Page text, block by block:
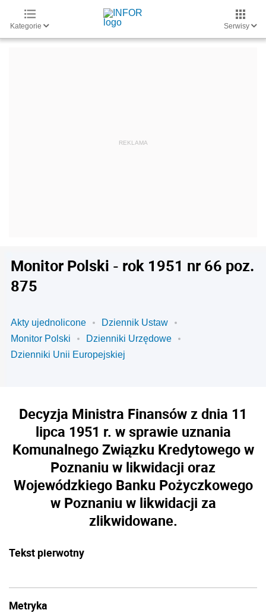
Kategorie Serwisy
Monitor Polski - rok 1951 nr 66 poz.
875
Akty ujednolicone
Dziennik Ustaw
Monitor Polski
Dzienniki Urzędowe
Dzienniki Unii Europejskiej
Decyzja Ministra Finansów z dnia 11
lipca 1951 r. w sprawie uznania
Komunalnego Związku Kredytowego w
Poznaniu w likwidacji oraz
Wojewódzkiego Banku Pożyczkowego
w Poznaniu w likwidacji za
zlikwidowane.
Tekst pierwotny
Metryka